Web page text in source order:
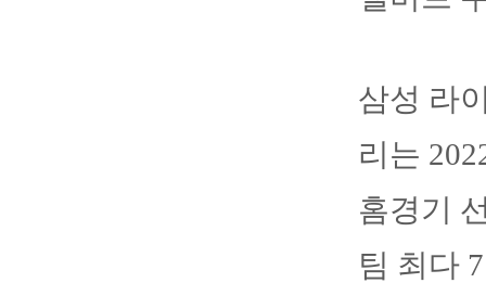
삼성 라
리는
홈경기
팀 최다